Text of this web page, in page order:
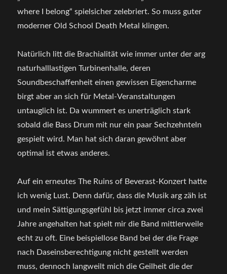
where I belong“ spielsicher zelebriert. So muss guter
moderner Old School Death Metal klingen.
Natürlich litt die Brachialität wie immer unter der arg
naturhalllastigen Turbinenhalle, deren
Soundbeschaffenheit einen gewissen Eigencharme
birgt aber an sich für Metal-Veranstaltungen
untauglich ist. Da wummert es unerträglich stark
sobald die Bass Drum mit nur ein paar Sechzehnteln
gespielt wird. Man hat sich daran gewöhnt aber
optimal ist etwas anderes.
Auf ein erneutes The Ruins of Beverast-Konzert hatte
ich wenig Lust. Denn dafür, dass die Musik arg zäh ist
und mein Sättigungsgefühl bis jetzt immer circa zwei
Jahre angehalten hat spielt mir die Band mittlerweile
echt zu oft. Eine beispiellose Band bei der die Frage
nach Daseinsberechtigung nicht gestellt werden
muss, dennoch langweilt mich die Geilheit die der